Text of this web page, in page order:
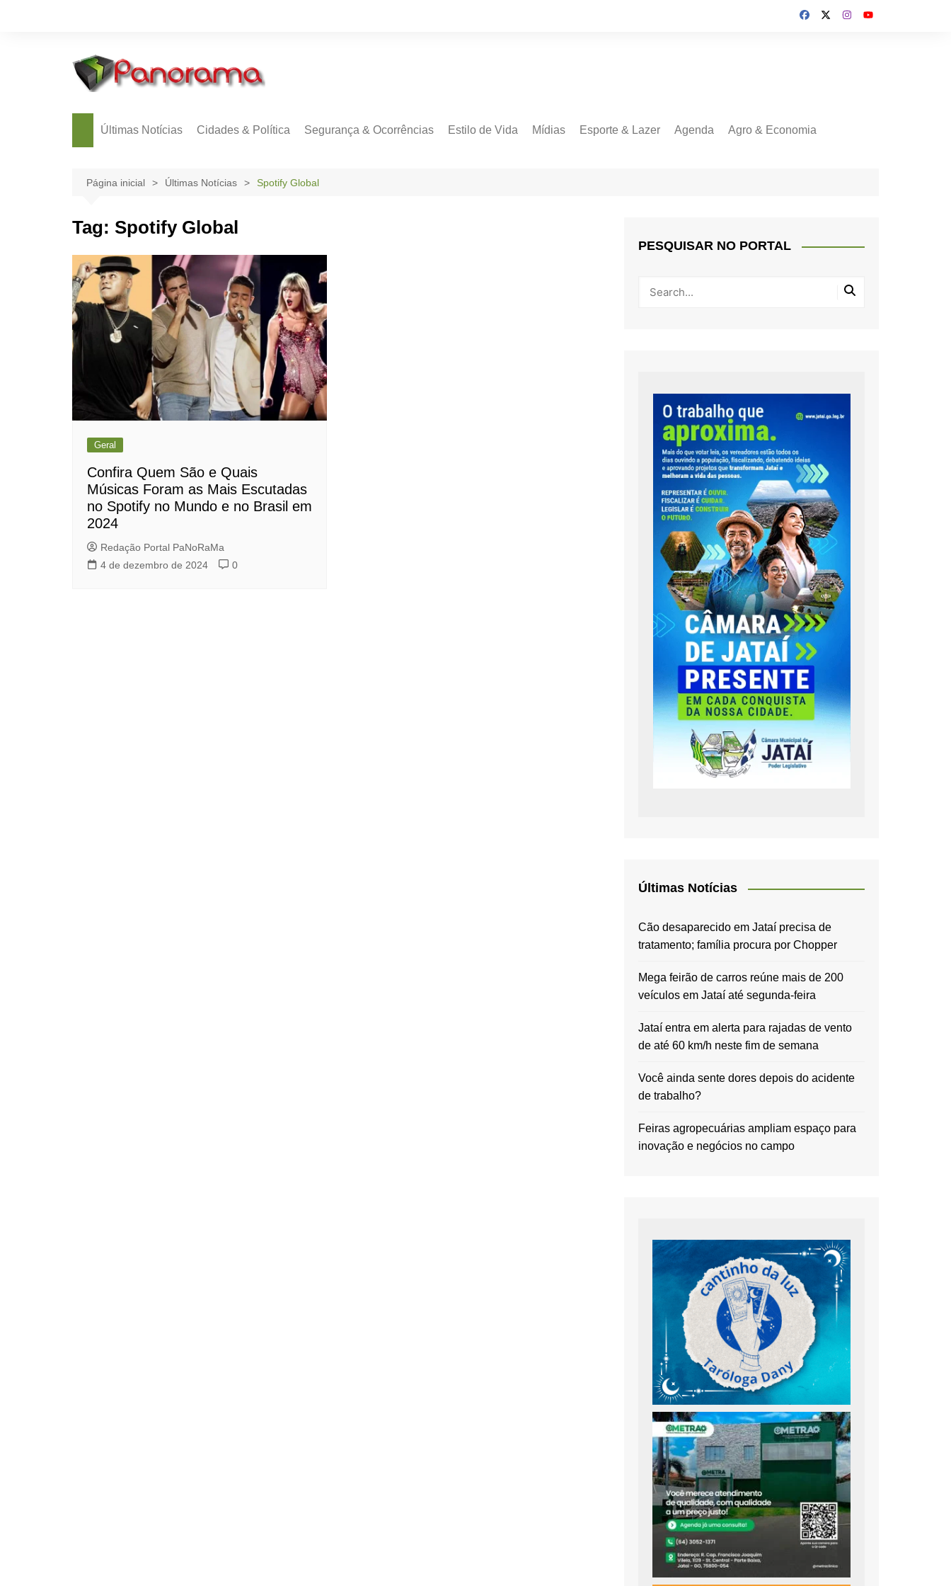
Últimas Notícias Cidades & Política Segurança & Ocorrências Estilo de Vida Mídias Esporte & Lazer Agenda Agro & Economia
Página inicial Últimas Notícias Spotify Global
Tag: Spotify Global
Geral
Confira Quem São e Quais
Músicas Foram as Mais Escutadas
no Spotify no Mundo e no Brasil em
2024
Redação Portal PaNoRaMa
4 de dezembro de 2024
0
PESQUISAR NO PORTAL
Últimas Notícias
Cão desaparecido em Jataí precisa de
tratamento; família procura por Chopper
Mega feirão de carros reúne mais de 200
veículos em Jataí até segunda-feira
Jataí entra em alerta para rajadas de vento
de até 60 km/h neste fim de semana
Você ainda sente dores depois do acidente
de trabalho?
Feiras agropecuárias ampliam espaço para
inovação e negócios no campo